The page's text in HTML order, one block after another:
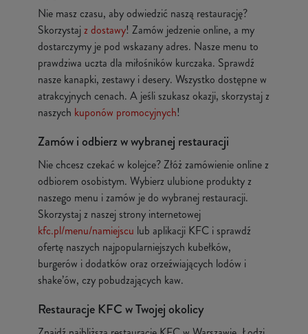
Nie masz czasu, aby odwiedzić naszą restaurację?
Skorzystajz dostawy! Zamów jedzenie online, a my
dostarczymy je pod wskazany adres. Nasze menu to
prawdziwa uczta dla miłośników kurczaka. Sprawdź
nasze kanapki, zestawy i desery. Wszystko dostępne w
atrakcyjnych cenach. A jeśli szukasz okazji, skorzystaj z
naszych kuponów promocyjnych!
Zamów i odbierz w wybranej restauracji
Nie chcesz czekać w kolejce? Złóż zamówienie online z
odbiorem osobistym. Wybierz ulubione produkty z
naszego menu i zamów je do wybranej restauracji.
Skorzystaj z naszej strony internetowej
kfc.pl/menu/namiejscu lub aplikacji KFC i sprawdź
ofertę naszych najpopularniejszych kubełków,
burgerów i dodatków oraz orzeźwiających lodów i
shake’ów, czy pobudzających kaw.
Restauracje KFC w Twojej okolicy